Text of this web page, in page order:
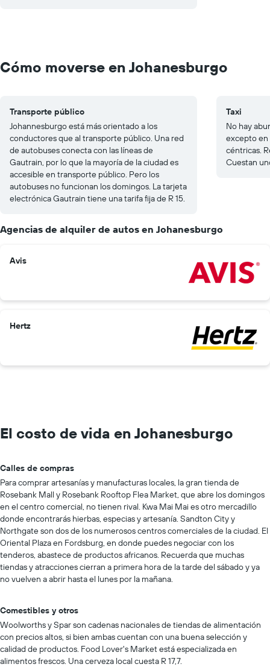
Cómo moverse en Johanesburgo
Transporte público
Johannesburgo está más orientado a los
conductores que al transporte público. Una red
de autobuses conecta con las líneas de
Gautrain, por lo que la mayoría de la ciudad es
accesible en transporte público. Pero los
autobuses no funcionan los domingos. La tarjeta
electrónica Gautrain tiene una tarifa fija de R 15.
Taxi
No hay
excepto en
céntricas.
Cuestan
Agencias de alquiler de autos en Johanesburgo
Avis
Hertz
El costo de vida en Johanesburgo
Calles de compras
Para comprar artesanías y manufacturas locales, la gran tienda de
Rosebank Mall y Rosebank Rooftop Flea Market, que abre los domingos
en el centro comercial, no tienen rival. Kwa Mai Mai es otro mercadillo
donde encontrarás hierbas, especias y artesanía. Sandton City y
Northgate son dos de los numerosos centros comerciales de la ciudad. El
Oriental Plaza en Fordsburg, en donde puedes negociar con los
tenderos, abastece de productos africanos. Recuerda que muchas
tiendas y atracciones cierran a primera hora de la tarde del sábado y ya
no vuelven a abrir hasta el lunes por la mañana.
Comestibles y otros
Woolworths y Spar son cadenas nacionales de tiendas de alimentación
con precios altos, si bien ambas cuentan con una buena selección y
calidad de productos. Food Lover's Market está especializada en
alimentos frescos. Una cerveza local cuesta R 17,7.